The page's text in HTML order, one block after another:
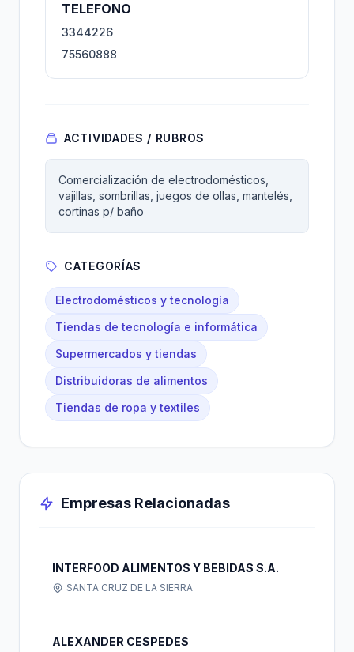
TELEFONO
3344226
75560888
ACTIVIDADES / RUBROS
Comercialización de electrodomésticos,
vajillas, sombrillas, juegos de ollas, mantelés,
cortinas p/ baño
CATEGORÍAS
Electrodomésticos y tecnología
Tiendas de tecnología e informática
Supermercados y tiendas
Distribuidoras de alimentos
Tiendas de ropa y textiles
Empresas Relacionadas
INTERFOOD ALIMENTOS Y BEBIDAS S.A.
SANTA CRUZ DE LA SIERRA
ALEXANDER CESPEDES